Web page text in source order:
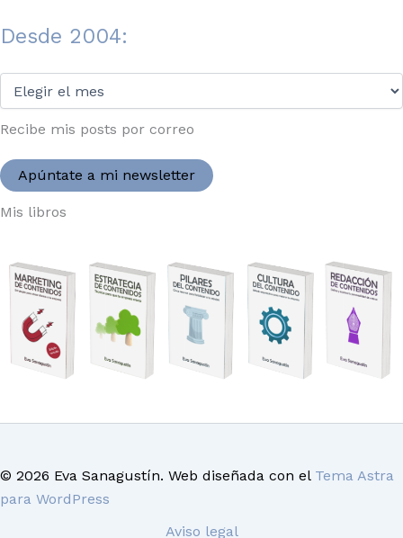
Desde 2004:
2004:
Recibe mis posts por correo
Apúntate a mi newsletter
Mis libros
© 2026 Eva Sanagustín. Web diseñada con el Tema Astra
para WordPress
Aviso legal